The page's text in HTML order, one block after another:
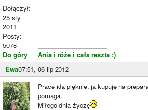
Dołączył:
25 sty
2011
Posty:
5078
Do góry
Ania i róże i cała reszta :)
Ewa07:51, 06 lip 2012
Prace idą pięknie, ja kupuję na
pomaga.
Miłego dnia życzę